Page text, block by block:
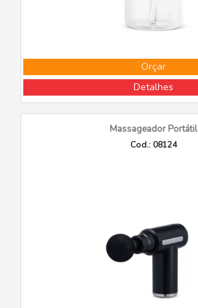
Orçar
Detalhes
Massageador Portátil
Cod.: 08124